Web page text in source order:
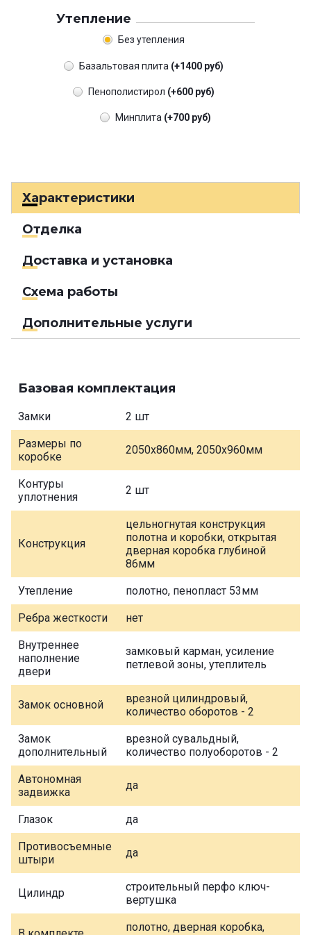
Утепление
Без утепления
Базальтовая плита (+1400 руб)
Пенополистирол (+600 руб)
Минплита (+700 руб)
Характеристики
Отделка
Доставка и установка
Схема работы
Дополнительные услуги
Базовая комплектация
Замки 2 шт
Размеры по
коробке
2050х860мм, 2050х960мм
Контуры
уплотнения
2 шт
Конструкция
цельногнутая конструкция
полотна и коробки, открытая
дверная коробка глубиной
86мм
Утепление полотно, пенопласт 53мм
Ребра жесткости нет
Внутреннее
наполнение
двери
замковый карман, усиление
петлевой зоны, утеплитель
Замок основной
врезной цилиндровый,
количество оборотов - 2
Замок
дополнительный
врезной сувальдный,
количество полуоборотов - 2
Автономная
задвижка
да
Глазок да
Противосъемные
штыри
да
Цилиндр
строительный перфо ключ-
вертушка
полотно, дверная коробка,